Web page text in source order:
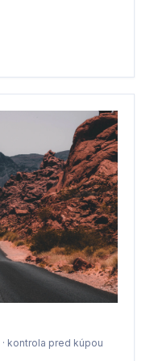
· kontrola pred kúpou